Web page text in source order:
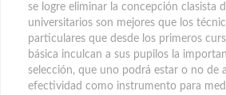
se logre eliminar la concepción clasista
universitarios son mejores que los
particulares que desde los primeros
básica inculcan a sus pupilos la
selección, que uno podrá estar o no de
efectividad como instrumento para